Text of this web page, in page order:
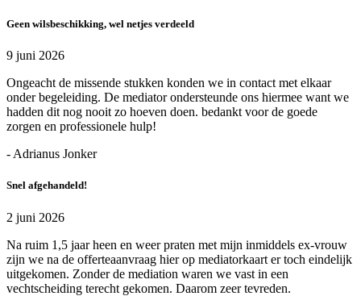
Geen wilsbeschikking, wel netjes verdeeld
9 juni 2026
Ongeacht de missende stukken konden we in contact met elkaar
onder begeleiding. De mediator ondersteunde ons hiermee want we
hadden dit nog nooit zo hoeven doen. bedankt voor de goede
zorgen en professionele hulp!
- Adrianus Jonker
Snel afgehandeld!
2 juni 2026
Na ruim 1,5 jaar heen en weer praten met mijn inmiddels ex-vrouw
zijn we na de offerteaanvraag hier op mediatorkaart er toch eindelijk
uitgekomen. Zonder de mediation waren we vast in een
vechtscheiding terecht gekomen. Daarom zeer tevreden.